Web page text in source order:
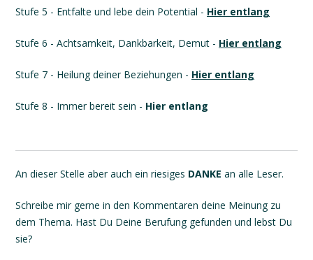
Stufe 5 - Entfalte und lebe dein Potential - Hier entlang
Stufe 6 - Achtsamkeit, Dankbarkeit, Demut - Hier entlang
Stufe 7 - Heilung deiner Beziehungen - Hier entlang
Stufe 8 - Immer bereit sein - Hier entlang
An dieser Stelle aber auch ein riesiges DANKE an alle Leser.
Schreibe mir gerne in den Kommentaren deine Meinung zu
dem Thema. Hast Du Deine Berufung gefunden und lebst Du
sie?